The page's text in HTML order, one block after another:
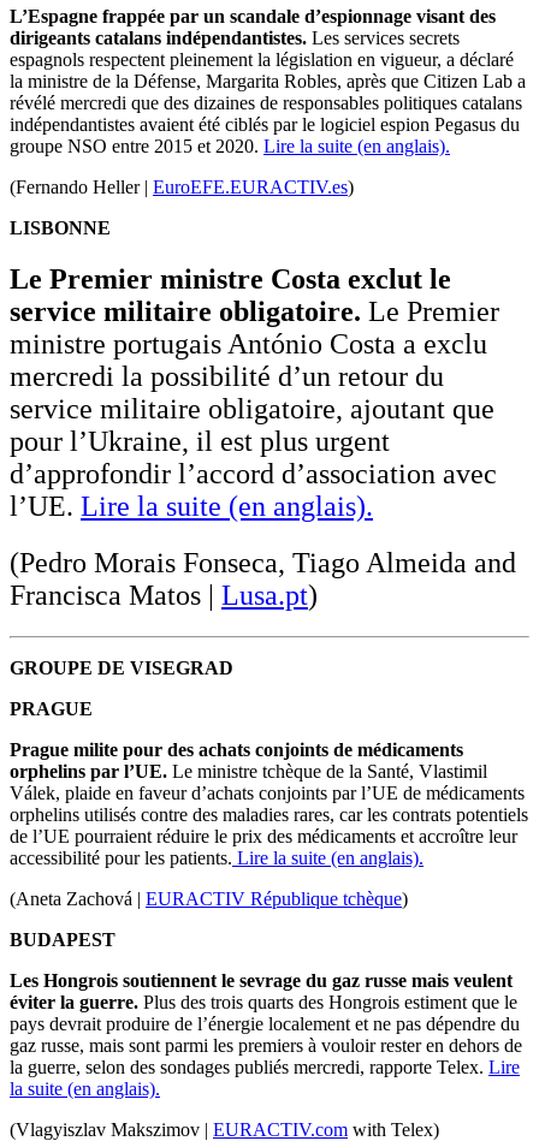
L’Espagne frappée par un scandale d’espionnage visant des
dirigeants catalans indépendantistes. Les services secrets
espagnols respectent pleinement la législation en vigueur, a déclaré
la ministre de la Défense, Margarita Robles, après que Citizen Lab a
révélé mercredi que des dizaines de responsables politiques catalans
indépendantistes avaient été ciblés par le logiciel espion Pegasus du
groupe NSO entre 2015 et 2020. Lire la suite (en anglais).
(Fernando Heller | EuroEFE.EURACTIV.es)
LISBONNE
Le Premier ministre Costa exclut le
service militaire obligatoire. Le Premier
ministre portugais António Costa a exclu
mercredi la possibilité d’un retour du
service militaire obligatoire, ajoutant que
pour l’Ukraine, il est plus urgent
d’approfondir l’accord d’association avec
l’UE. Lire la suite (en anglais).
(Pedro Morais Fonseca, Tiago Almeida and
Francisca Matos | Lusa.pt)
GROUPE DE VISEGRAD
PRAGUE
Prague milite pour des achats conjoints de médicaments
orphelins par l’UE. Le ministre tchèque de la Santé, Vlastimil
Válek, plaide en faveur d’achats conjoints par l’UE de médicaments
orphelins utilisés contre des maladies rares, car les contrats potentiels
de l’UE pourraient réduire le prix des médicaments et accroître leur
accessibilité pour les patients. Lire la suite (en anglais).
(Aneta Zachová | EURACTIV République tchèque)
BUDAPEST
Les Hongrois soutiennent le sevrage du gaz russe mais veulent
éviter la guerre. Plus des trois quarts des Hongrois estiment que le
pays devrait produire de l’énergie localement et ne pas dépendre du
gaz russe, mais sont parmi les premiers à vouloir rester en dehors de
la guerre, selon des sondages publiés mercredi, rapporte Telex. Lire
la suite (en anglais).
(Vlagyiszlav Makszimov | EURACTIV.com with Telex)